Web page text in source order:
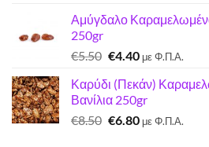
was: τιμή
€4.40.
Αμύγδαλο
250gr
€5.50 Original
was:
€5.50.
€4.40Η
τιμή
είναι:
€4.40.
με Φ.Π.Α.
Καρύδι (Πεκάν)
Βανίλια 250gr
€8.50 Original
€6.80Ημε Φ.Π.Α.